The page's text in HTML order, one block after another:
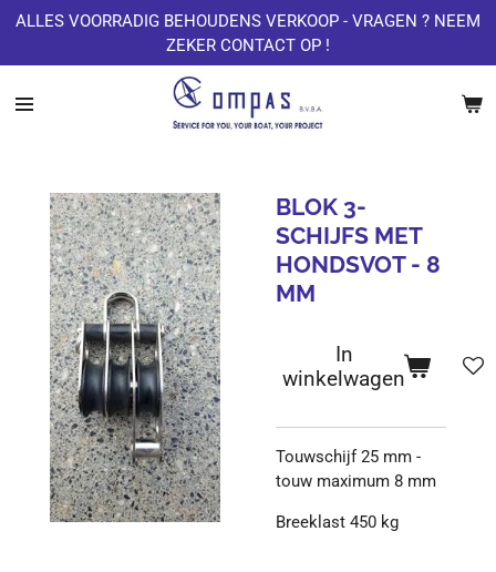
Ga
naar
de
ALLES VOORRADIG BEHOUDENS VERKOOP - VRAGEN ? NEEM
ZEKER CONTACT OP !
BLOK 3-
SCHIJFS MET
HONDSVOT - 8
MM
In
winkelwagen
Touwschijf 25 mm -
touw maximum 8 mm
Breeklast 450 kg